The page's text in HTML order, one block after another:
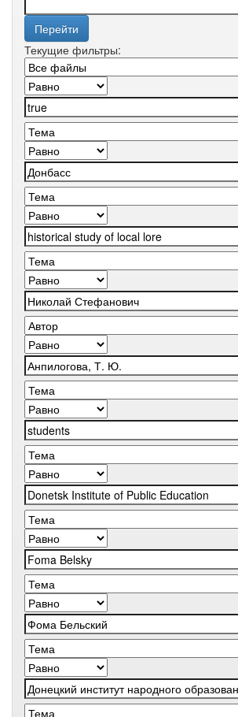
Текущие фильтры: